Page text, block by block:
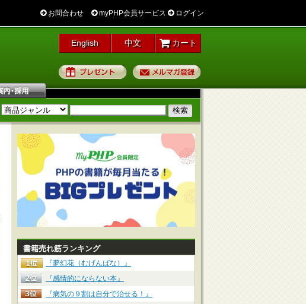
お問合わせ myPHP会員サービス ログイン
English 中文 カート
プレゼント
書籍売れ筋ランキング
『夢幻花（むげんばな）』
『感情的にならない本』
『病気の９割は自分で治せる！』